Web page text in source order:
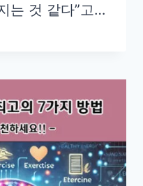
는 것 같다”고…